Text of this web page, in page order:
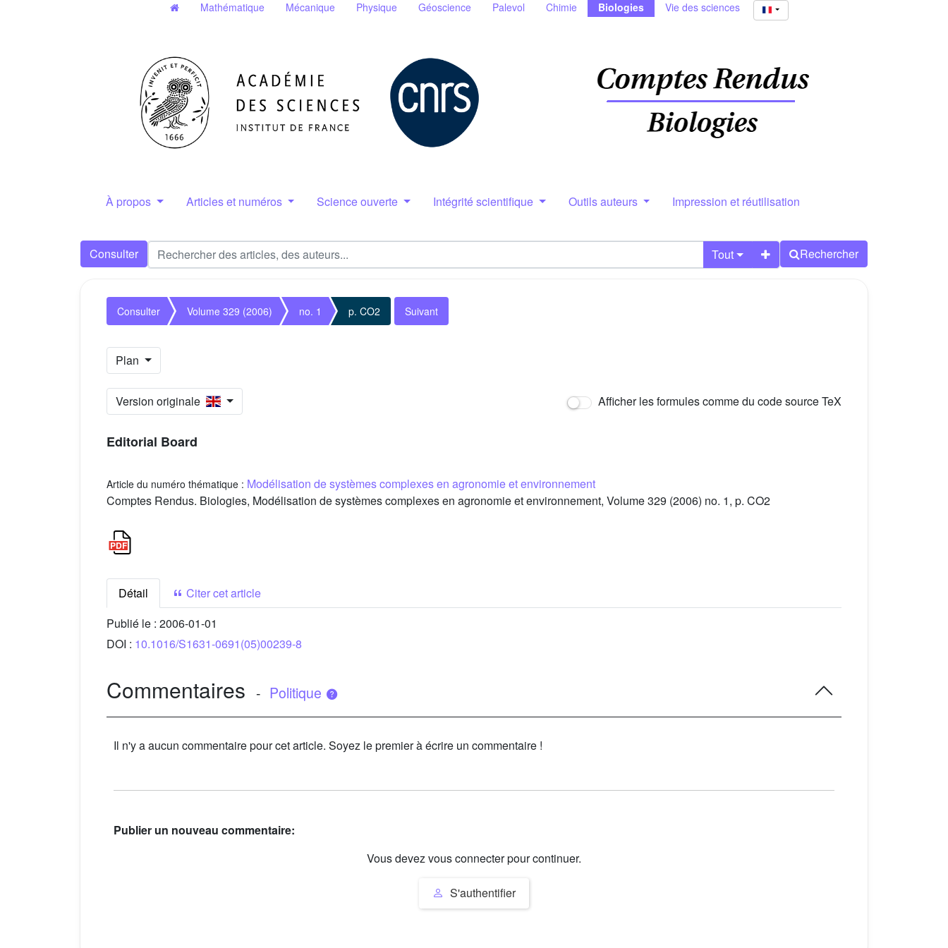
Mathématique Mécanique Physique Géoscience Palevol Chimie Biologies Vie des sciences
À propos Articles et numéros Science ouverte Intégrité scientifique Outils auteurs Impression et réutilisation
Consulter Tout Rechercher
Consulter Volume 329 (2006) no. 1 p. CO2 Suivant
Plan
Version originale Afficher les formules comme du code source TeX
Editorial Board
Article du numéro thématique : Modélisation de systèmes complexes en agronomie et environnement
Comptes Rendus. Biologies, Modélisation de systèmes complexes en agronomie et environnement, Volume 329 (2006) no. 1, p. CO2
Détail
Citer cet article
Publié le : 2006-01-01
DOI : 10.1016/S1631-0691(05)00239-8
Commentaires - Politique
Il n'y a aucun commentaire pour cet article. Soyez le premier à écrire un commentaire !
Publier un nouveau commentaire:
Vous devez vous connecter pour continuer.
S'authentifier